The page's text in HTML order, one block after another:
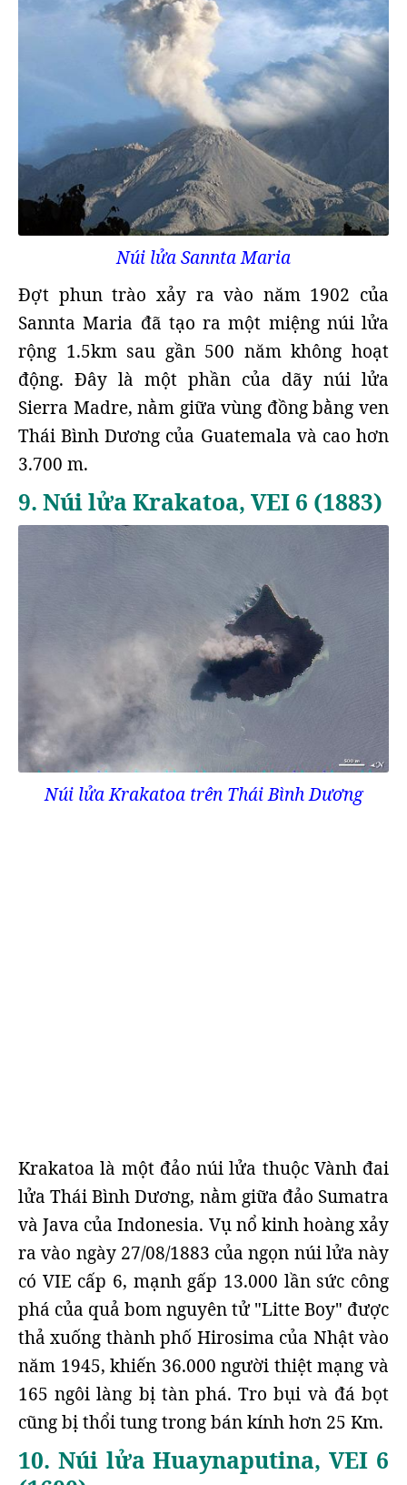
Núi lửa Sannta Maria
Đợt phun trào xảy ra vào năm 1902 của
Sannta Maria đã tạo ra một miệng núi lửa
rộng 1.5km sau gần 500 năm không hoạt
động. Đây là một phần của dãy núi lửa
Sierra Madre, nằm giữa vùng đồng bằng ven
Thái Bình Dương của Guatemala và cao hơn
3.700 m.
9. Núi lửa Krakatoa, VEI 6 (1883)
Núi lửa Krakatoa trên Thái Bình Dương
Krakatoa là một đảo núi lửa thuộc Vành đai
lửa Thái Bình Dương, nằm giữa đảo Sumatra
và Java của Indonesia. Vụ nổ kinh hoàng xảy
ra vào ngày 27/08/1883 của ngọn núi lửa này
có VIE cấp 6, mạnh gấp 13.000 lần sức công
phá của quả bom nguyên tử "Litte Boy" được
thả xuống thành phố Hirosima của Nhật vào
năm 1945, khiến 36.000 người thiệt mạng và
165 ngôi làng bị tàn phá. Tro bụi và đá bọt
cũng bị thổi tung trong bán kính hơn 25 Km.
10. Núi lửa Huaynaputina, VEI 6